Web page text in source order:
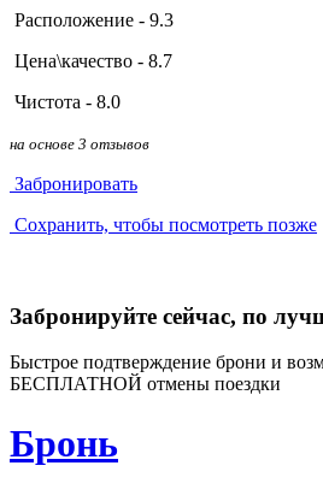
Расположение - 9.3
Цена\качество - 8.7
Чистота - 8.0
на основе 3 отзывов
Забронировать
Сохранить, чтобы посмотреть позже
Забронируйте сейчас, по
Быстрое подтверждение брони и
БЕСПЛАТНОЙ отмены поездки
Бронь